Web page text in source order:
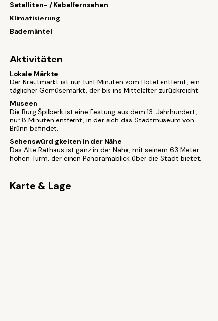
Satelliten- / Kabelfernsehen
Klimatisierung
Bademäntel
Aktivitäten
Lokale Märkte
Der Krautmarkt ist nur fünf Minuten vom Hotel entfernt, ein
täglicher Gemüsemarkt, der bis ins Mittelalter zurückreicht.
Museen
Die Burg Špilberk ist eine Festung aus dem 13. Jahrhundert,
nur 8 Minuten entfernt, in der sich das Stadtmuseum von
Brünn befindet.
Sehenswürdigkeiten in der Nähe
Das Alte Rathaus ist ganz in der Nähe, mit seinem 63 Meter
hohen Turm, der einen Panoramablick über die Stadt bietet.
Karte & Lage